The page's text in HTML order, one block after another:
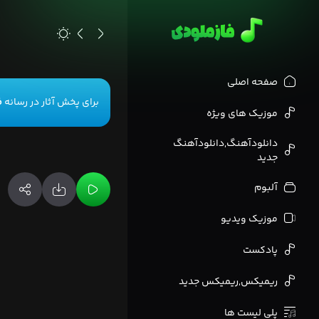
صفحه اصلی
موزیک های ویژه
دانلودآهنگ,دانلودآهنگ
جدید
آلبوم
موزیک ویدیو
پادکست
ریمیکس,ریمیکس جدید
پلی لیست ها
برای پخش آثار در رسانه